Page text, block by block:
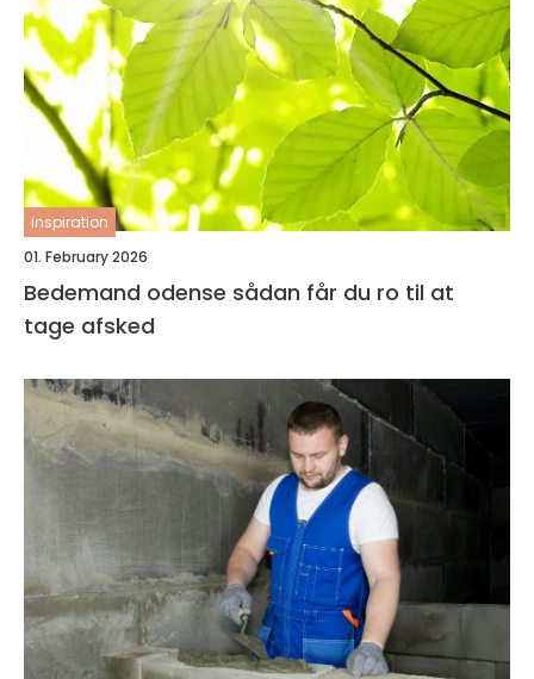
inspiration
01. February 2026
Bedemand odense sådan får du ro til at
tage afsked